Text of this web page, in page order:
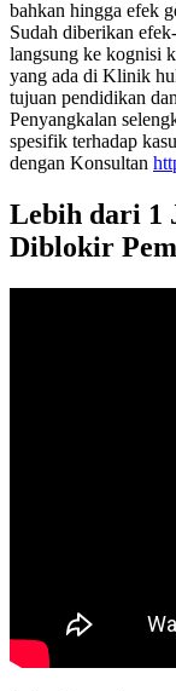
bahkan hingga efek
Sudah diberikan
langsung ke kognisi
yang ada di Klinik
tujuan pendidikan
Penyangkalan
spesifik terhadap
dengan Konsultan
Lebih dari 1
Diblokir